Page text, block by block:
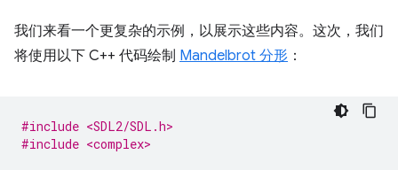
我们来看一个更复杂的示例，以展示这些内容。这次，我们
将使用以下 C++ 代码绘制 Mandelbrot 分形 ：
#include <SDL2/SDL.h>
#include <complex>